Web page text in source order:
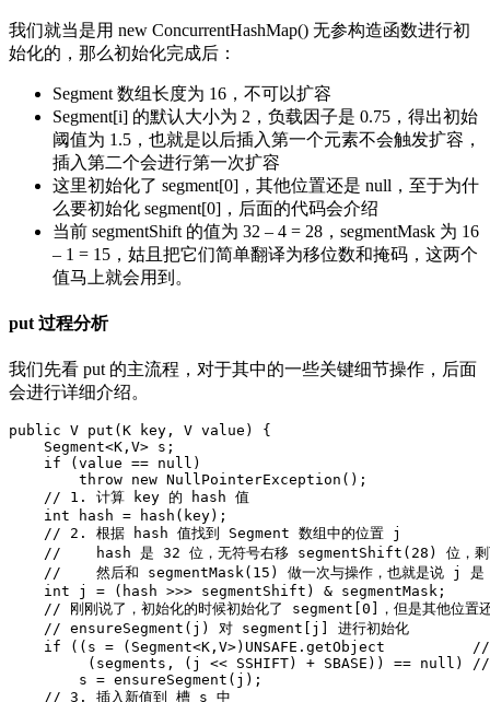
我们就当是用 new ConcurrentHashMap() 无参构造函数进行初
始化的，那么初始化完成后：
Segment 数组长度为 16，不可以扩容
Segment[i] 的默认大小为 2，负载因子是 0.75，得出初始
阈值为 1.5，也就是以后插入第一个元素不会触发扩容，
插入第二个会进行第一次扩容
这里初始化了 segment[0]，其他位置还是 null，至于为什
么要初始化 segment[0]，后面的代码会介绍
当前 segmentShift 的值为 32 – 4 = 28，segmentMask 为 16
– 1 = 15，姑且把它们简单翻译为移位数和掩码，这两个
值马上就会用到。
put 过程分析
我们先看 put 的主流程，对于其中的一些关键细节操作，后面
会进行详细介绍。
public V put ( K key , V value )
{
Segment<K , V> s ;
if
( value == null )
throw new NullPointerException ();
//
1. 计算 key 的 hash 值
int
hash = hash ( key);
//
2. 根据 hash 值找到 Segment 数组中的位置 j
//
hash 是 32 位 ， 无符号右移 segmentShift ( 28 ) 位 ，
//
然后和 segmentMask( 15 ) 做一次与操作 ， 也就是说 j
是
int
j = ( hash >>> segmentShift ) & segmentMask ;
//
刚刚说了 ， 初始化的时候初始化了 segment 0 ， 但是其他位置
// ensureSegment ( j ) 对 segment j
进行初始化
if
(( s = ( Segment<K , V>) UNSAFE . getObject
//
( segments , ( j << SSHIFT) + SBASE )) == null )
//
s = ensureSegment ( j );
// 3. 插入新值到 槽 s 中